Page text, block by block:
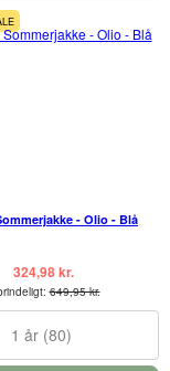
- Olio - Blå
324,98 kr.
649,95 kr.
1 år (80)